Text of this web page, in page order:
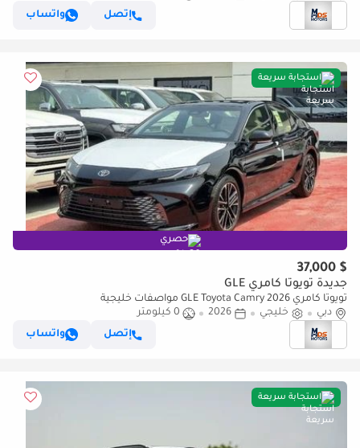
إتصل
واتساب
استجابة سريعة
حصري
$ 37,000
جديدة تويوتا كامري GLE
تويوتا كامري GLE Toyota Camry 2026 مواصفات خليجية
دبي
خليجي 2026
0 كيلومتر
إتصل
واتساب
استجابة سريعة